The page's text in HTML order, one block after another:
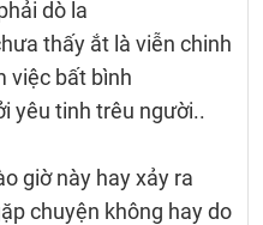
dò la
thấy ắt là viễn chinh
việc bất bình
yêu tinh trêu người..
giờ này hay xảy ra
chuyện không hay do